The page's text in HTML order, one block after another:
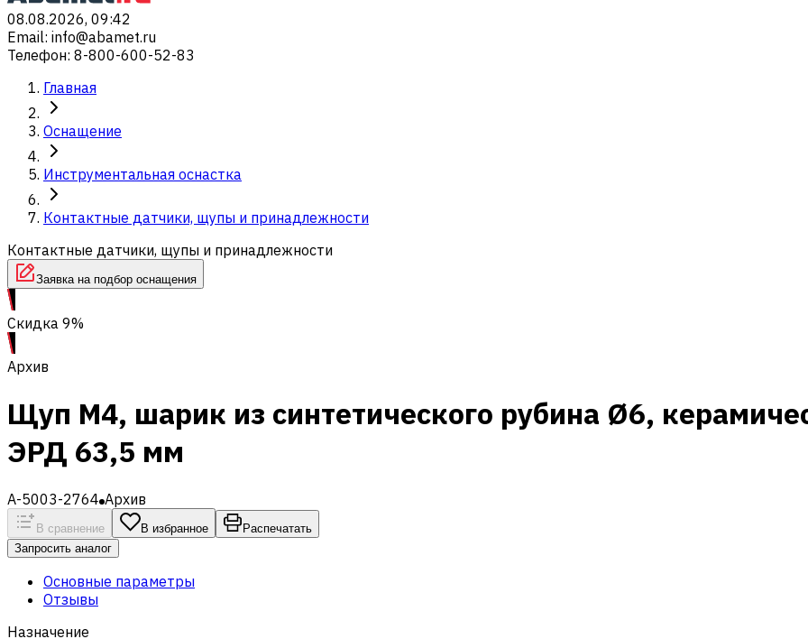
08.08.2026, 09:42
Email: info@abamet.ru
Телефон: 8-800-600-52-83
Главная
Оснащение
Инструментальная оснастка
Контактные датчики, щупы и принадлежности
Контактные датчики, щупы и принадлежности
Заявка на подбор оснащения
Скидка 9%
Архив
Щуп M4, шарик из синтетического рубина Ø6,
ЭРД 63,5 мм
A-5003-2764 Архив
В сравнение В избранное
Распечатать
Запросить аналог
Основные параметры
Отзывы
Назначение